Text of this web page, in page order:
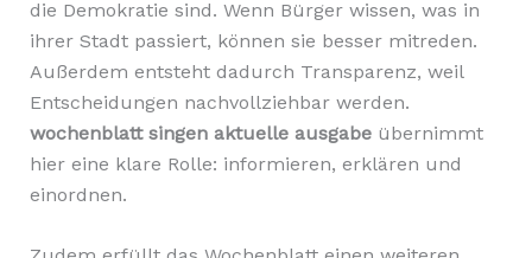
die Demokratie sind. Wenn Bürger wissen, was in
ihrer Stadt passiert, können sie besser mitreden.
Außerdem entsteht dadurch Transparenz, weil
Entscheidungen nachvollziehbar werden.
wochenblatt singen aktuelle ausgabeübernimmt
hier eine klare Rolle: informieren, erklären und
einordnen.